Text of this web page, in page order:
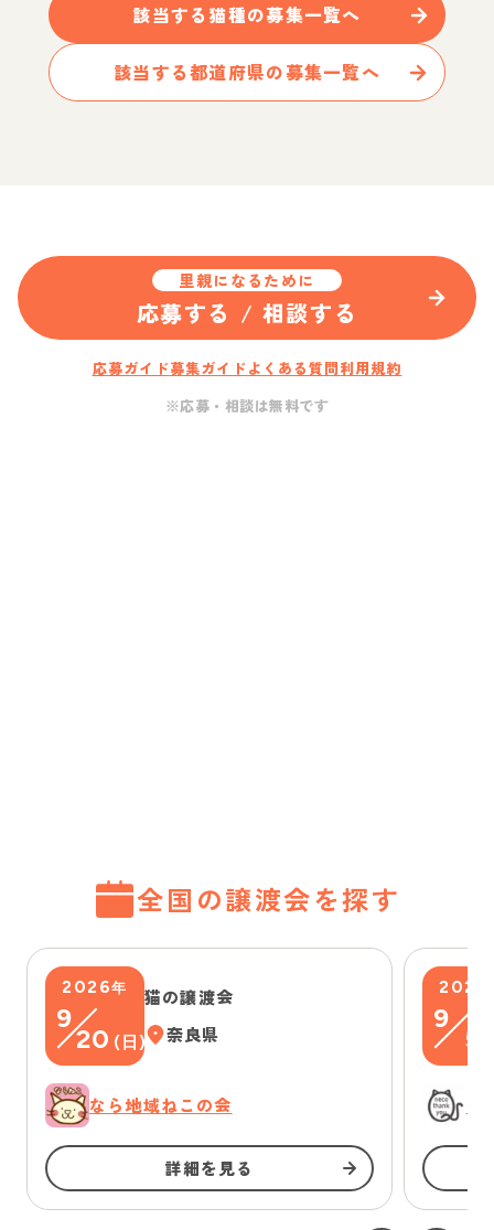
該当する 猫種の募集一覧へ
該当する都道府県の募集一覧へ
里親になるために
応募する / 相談する
応募ガイド募集ガイド よくある質問利用規約
※応募・相談は無料です
全国の譲渡会を探す
2026年
9
20 ( 日)
猫の譲渡会
奈良県
なら地域ねこの会
詳細を見る
2026
9
5